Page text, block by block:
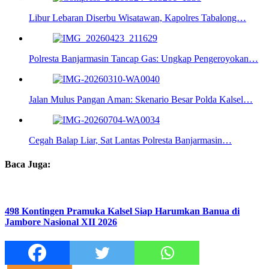
Libur Lebaran Diserbu Wisatawan, Kapolres Tabalong…
Polresta Banjarmasin Tancap Gas: Ungkap Pengeroyokan…
Jalan Mulus Pangan Aman: Skenario Besar Polda Kalsel…
Cegah Balap Liar, Sat Lantas Polresta Banjarmasin…
Baca Juga:
498 Kontingen Pramuka Kalsel Siap Harumkan Banua di
Jambore Nasional XII 2026